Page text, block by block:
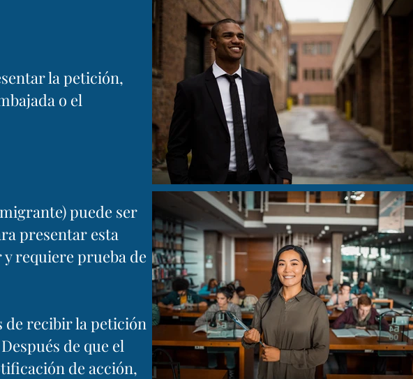
la petición,
o el
puede ser
presentar esta
requiere prueba de
de recibir la petición
de que el
de acción,